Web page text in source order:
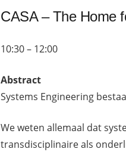
CASA – The Home
10:30 – 12:00
Abstract
Systems Engineering
We weten allemaal dat
transdisciplinaire als